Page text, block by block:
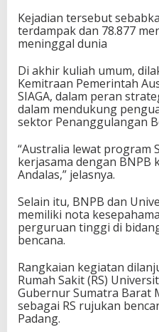
Kejadian tersebut
terdampak dan 78.877
meninggal dunia
Di akhir kuliah umum,
Kemitraan Pemerintah
SIAGA, dalam peran
dalam mendukung
sektor Penanggulangan
“Australia lewat program
kerjasama dengan
Andalas,” jelasnya.
Selain itu, BNPB dan
memiliki nota
perguruan tinggi di
bencana.
Rangkaian kegiatan
Rumah Sakit (RS)
Gubernur Sumatra Barat
sebagai RS rujukan
Padang.